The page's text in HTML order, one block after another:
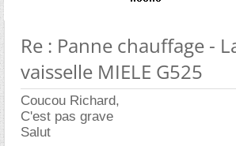
Re : Panne chauffage -
vaisselle MIELE G525
Coucou Richard,
C'est pas grave
Salut